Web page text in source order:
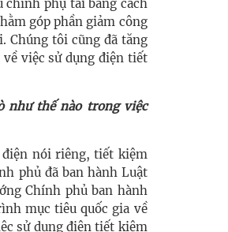
chỉnh phụ tải bằng cách
góp phần giảm công
Chúng tôi cũng đã tăng
việc sử dụng điện tiết
như thế nào trong việc
nói riêng, tiết kiệm
phủ đã ban hành Luật
Chính phủ ban hành
mục tiêu quốc gia về
sử dụng điện tiết kiệm